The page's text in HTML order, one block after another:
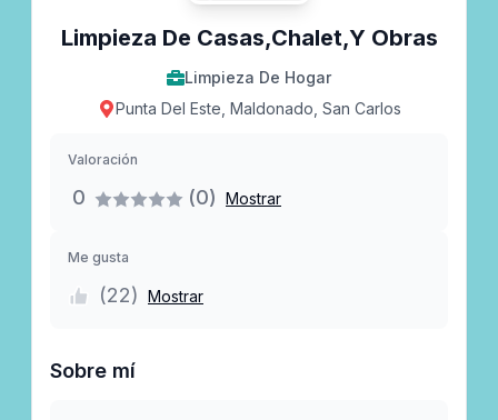
Limpieza De Casas,chalet,y Obras
Limpieza De Hogar
Punta Del Este, Maldonado, San Carlos
Valoración
0 (0) Mostrar
Me gusta
(22) Mostrar
Sobre mí